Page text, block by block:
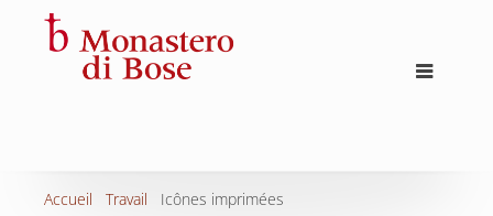
Accueil Travail Icônes imprimées